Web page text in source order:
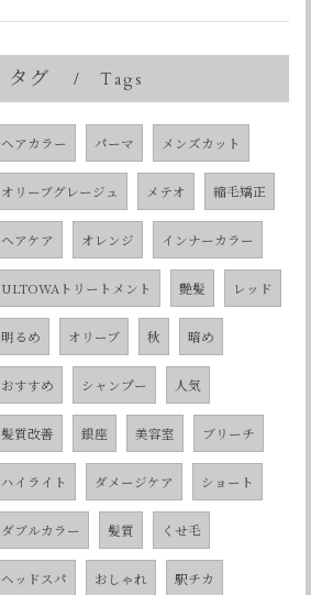
タグ Tags
ヘアカラー パーマ メンズカット
オリーブグレージュ メテオ 縮毛矯正
ヘアケア オレンジ インナーカラー
ULTOWAトリートメント 艶髪 レッド
明るめ オリーブ 秋 暗め
おすすめ シャンプー 人気
髪質改善 銀座 美容室 ブリーチ
ハイライト ダメージケア ショート
ダブルカラー 髪質 くせ毛
ヘッドスパ おしゃれ 駅チカ